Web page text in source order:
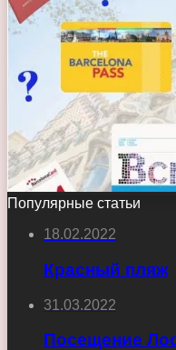
Популярные статьи
18.02.2022
Красный пляж
31.03.2022
Посещение